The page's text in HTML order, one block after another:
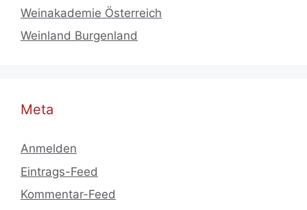
Weinakademie Österreich
Weinland Burgenland
Meta
Anmelden
Eintrags-Feed
Kommentar-Feed